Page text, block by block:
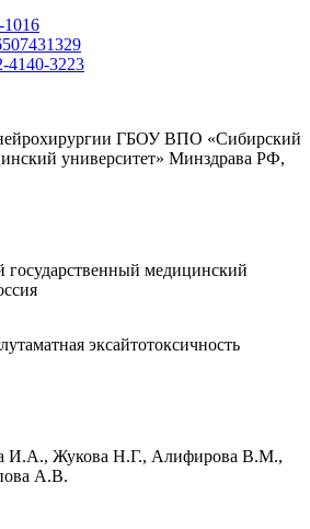
1016
4140-3223
ГБОУ ВПО «Сибирский
университет» Минздрава РФ,
медицинский
эксайтотоксичность
И.А., Жукова Н.Г., Алифирова В.М.,
А.В.